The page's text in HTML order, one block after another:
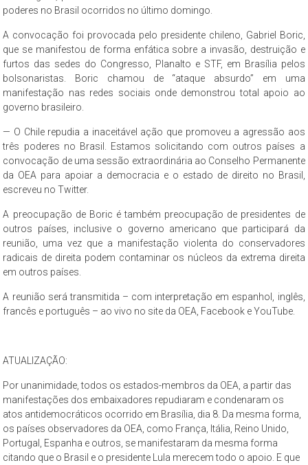
poderes no Brasil ocorridos no último domingo.
A convocação foi provocada pelo presidente chileno, Gabriel Boric,
que se manifestou de forma enfática sobre a invasão, destruição e
furtos das sedes do Congresso, Planalto e STF, em Brasília pelos
bolsonaristas. Boric chamou de “ataque absurdo” em uma
manifestação nas redes sociais onde demonstrou total apoio ao
governo brasileiro.
— O Chile repudia a inaceitável ação que promoveu a agressão aos
três poderes no Brasil. Estamos solicitando com outros países a
convocação de uma sessão extraordinária ao Conselho Permanente
da OEA para apoiar a democracia e o estado de direito no Brasil,
escreveu no Twitter.
A preocupação de Boric é também preocupação de presidentes de
outros países, inclusive o governo americano que participará da
reunião, uma vez que a manifestação violenta do conservadores
radicais de direita podem contaminar os núcleos da extrema direita
em outros países.
A reunião será transmitida – com interpretação em espanhol, inglês,
francês e português – ao vivo no site da OEA, Facebook e YouTube.
ATUALIZAÇÃO:
Por unanimidade, todos os estados-membros da OEA, a partir das
manifestações dos embaixadores repudiaram e condenaram os
atos antidemocráticos ocorrido em Brasília, dia 8. Da mesma forma,
os países observadores da OEA, como França, Itália, Reino Unido,
Portugal, Espanha e outros, se manifestaram da mesma forma
citando que o Brasil e o presidente Lula merecem todo o apoio. E que